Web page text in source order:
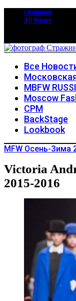
главная
All News
Все
MBFW
Moscow
CPM
BackStage
Lookbook
MFW Осень-Зима
Victoria
2015-2016